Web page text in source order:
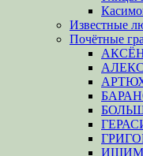
Известные
Почётные